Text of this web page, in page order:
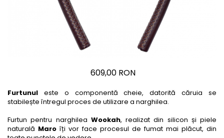
609,00 RON
Furtunul este o componentă cheie, datorită căruia se
stabilește întregul proces de utilizare a narghilea.
Furtun pentru narghilea Wookah, realizat din silicon și piele
naturală Maro îți vor face procesul de fumat mai plăcut, din